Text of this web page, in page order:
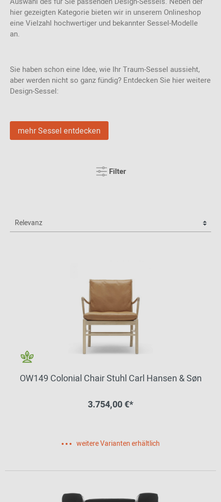
hier gezeigten Kategorie bieten wir in unserem Onlineshop
eine Vielzahl hochwertiger und bekannter Sessel-Modelle
an.
Sie haben schon eine Idee, wie Ihr Traum-Sessel aussieht,
aber werden nicht so ganz fündig? Entdecken Sie hier weitere
Design-Sessel:
mehr Sessel entdecken
Filter
OW149 Colonial Chair Stuhl Carl Hansen & Søn
3.754,00 €*
weitere Varianten erhältlich